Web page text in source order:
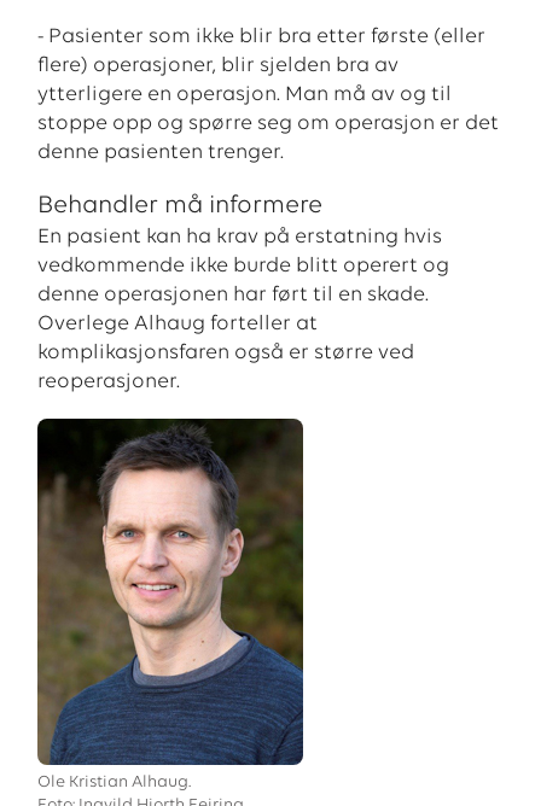
- Pasienter som ikke blir bra etter første (eller
flere) operasjoner, blir sjelden bra av
ytterligere en operasjon. Man må av og til
stoppe opp og spørre seg om operasjon er det
denne pasienten trenger.
Behandler må informere
En pasient kan ha krav på erstatning hvis
vedkommende ikke burde blitt operert og
denne operasjonen har ført til en skade.
Overlege Alhaug forteller at
komplikasjonsfaren også er større ved
reoperasjoner.
Ole Kristian Alhaug.